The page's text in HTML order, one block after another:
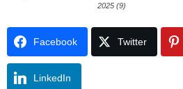
2025 (9)
Facebook Twitter
LinkedIn